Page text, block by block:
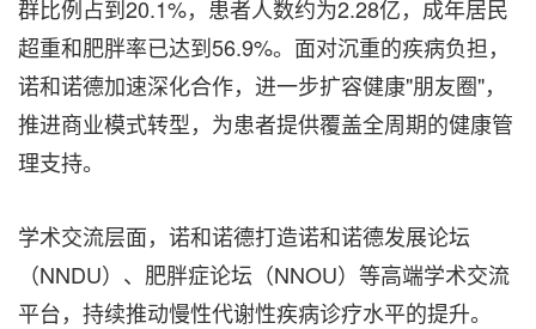
群比例占到20.1%，患者人数约为2.28亿，成年居民
超重和肥胖率已达到56.9%。面对沉重的疾病负担，
诺和诺德加速深化合作，进一步扩容健康"朋友圈"，
推进商业模式转型，为患者提供覆盖全周期的健康管
理支持。
学术交流层面，诺和诺德打造诺和诺德发展论坛
（NNDU）、肥胖症论坛（NNOU）等高端学术交流
平台，持续推动慢性代谢性疾病诊疗水平的提升。